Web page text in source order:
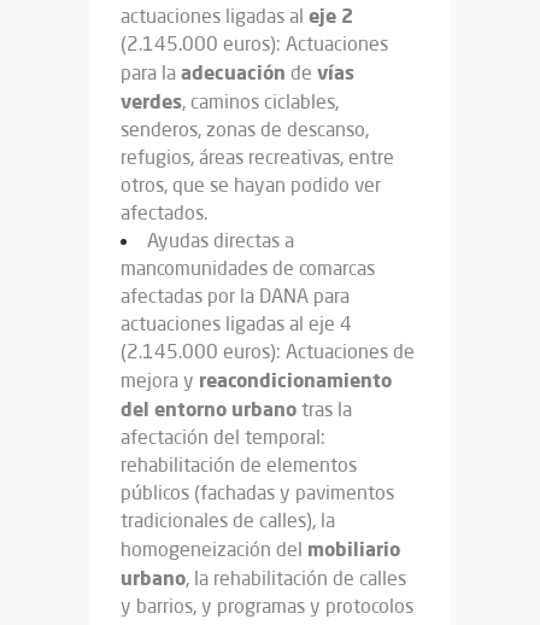
actuaciones ligadas al eje 2
(2.145.000 euros): Actuaciones
para la adecuación de vías
verdes, caminos ciclables,
senderos, zonas de descanso,
refugios, áreas recreativas, entre
otros, que se hayan podido ver
afectados.
Ayudas directas a
mancomunidades de comarcas
afectadas por la DANA para
actuaciones ligadas al eje 4
(2.145.000 euros): Actuaciones de
mejora y reacondicionamiento
del entorno urbano tras la
afectación del temporal:
rehabilitación de elementos
públicos (fachadas y pavimentos
tradicionales de calles), la
homogeneización del mobiliario
urbano, la rehabilitación de calles
y barrios, y programas y protocolos